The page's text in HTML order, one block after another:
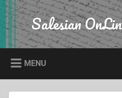
Skip
to
content
Search Salesian
MENU